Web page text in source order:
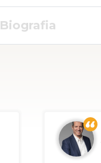
Biografia